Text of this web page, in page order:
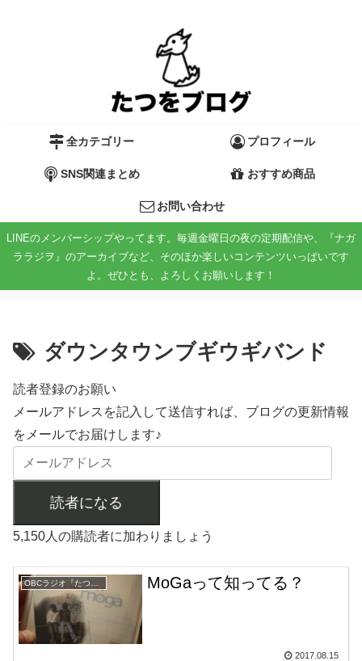
全カテゴリー プロフィール
SNS関連まとめ おすすめ商品
お問い合わせ
LINEのメンバーシップやってます。毎週金曜日の夜の定期配信や、『ナガ
ララジヲ』のアーカイブなど、そのほか楽しいコンテンツいっぱいです
よ。ぜひとも、よろしくお願いします！
ダウンタウンブギウギバンド
読者登録のお願い
メールアドレスを記入して送信すれば、ブログの更新情報
をメールでお届けします♪
読者になる
5,150人の購読者に加わりましょう
OBCラジオ『たつをの音楽砲』 MoGaって知ってる？
2017.08.15